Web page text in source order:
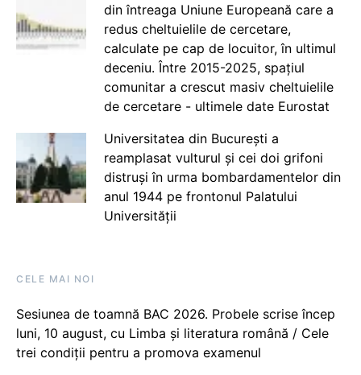
din întreaga Uniune Europeană care a
redus cheltuielile de cercetare,
calculate pe cap de locuitor, în ultimul
deceniu. Între 2015-2025, spațiul
comunitar a crescut masiv cheltuielile
de cercetare - ultimele date Eurostat
Universitatea din București a
reamplasat vulturul și cei doi grifoni
distruși în urma bombardamentelor din
anul 1944 pe frontonul Palatului
Universității
CELE MAI NOI
Sesiunea de toamnă BAC 2026. Probele scrise încep
luni, 10 august, cu Limba și literatura română / Cele
trei condiții pentru a promova examenul